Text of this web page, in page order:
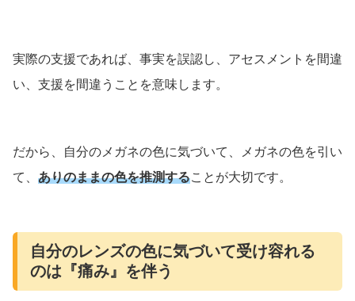
実際の支援であれば、事実を誤認し、アセスメントを間違
い、支援を間違うことを意味します。
だから、自分のメガネの色に気づいて、メガネの色を引い
て、 ありのままの色を推測することが大切です。
自分のレンズの色に気づいて受け容れる
のは『痛み』を伴う